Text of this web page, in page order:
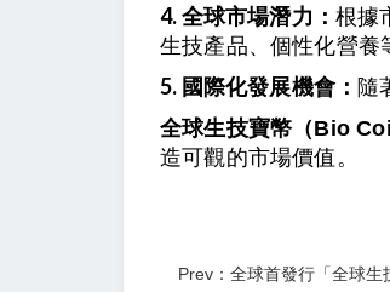
4. 全球市場潛力： 根據
生技產品、個性化營養
5. 國際化發展機會：隨
全球生技寶幣（Bio
造可觀的市場價值。
Prev：全球首發行「全球